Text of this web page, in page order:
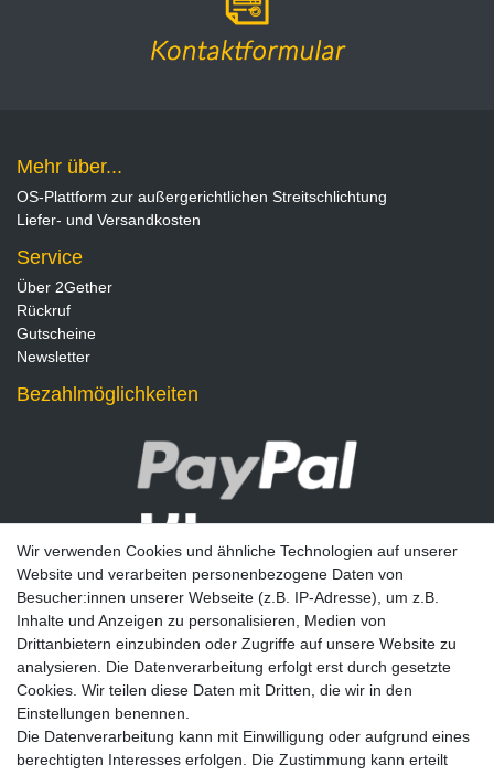
Mehr über...
OS-Plattform zur außergerichtlichen Streitschlichtung
Liefer- und Versandkosten
Service
Über 2Gether
Rückruf
Gutscheine
Newsletter
Bezahlmöglichkeiten
Newsletter
E-MAIL **
Wir verwenden Cookies und ähnliche Technologien auf unserer
Website und verarbeiten personenbezogene Daten von
Besucher:innen unserer Webseite (z.B. IP-Adresse), um z.B.
Inhalte und Anzeigen zu personalisieren, Medien von
Drittanbietern einzubinden oder Zugriffe auf unsere Website zu
analysieren. Die Datenverarbeitung erfolgt erst durch gesetzte
Cookies. Wir teilen diese Daten mit Dritten, die wir in den
Einstellungen benennen.
Die Datenverarbeitung kann mit Einwilligung oder aufgrund eines
berechtigten Interesses erfolgen. Die Zustimmung kann erteilt